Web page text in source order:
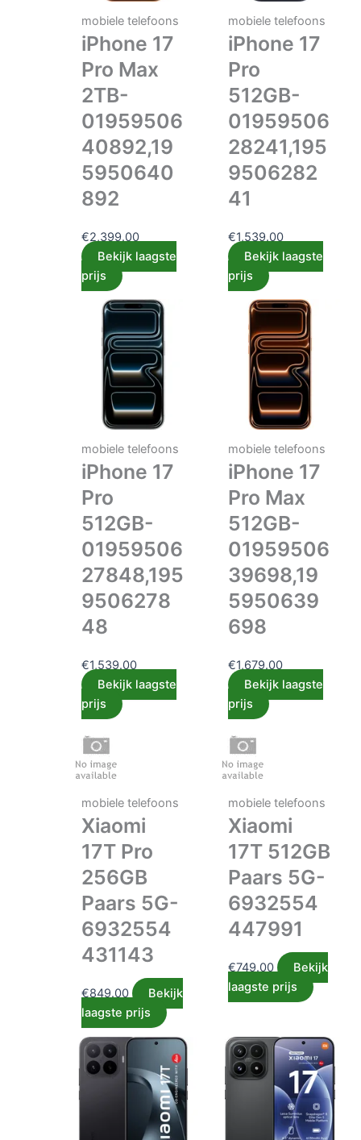
mobiele telefoons
iPhone 17
Pro Max
2TB-
01959506
40892,19
5950640
892
€2,399.00
Bekijk laagste
prijs
mobiele telefoons
iPhone 17
Pro
512GB-
01959506
28241,195
9506282
41
€1,539.00
Bekijk laagste
prijs
mobiele telefoons
iPhone 17
Pro
512GB-
01959506
27848,195
9506278
48
€1,539.00
Bekijk laagste
prijs
mobiele telefoons
iPhone 17
Pro Max
512GB-
01959506
39698,19
5950639
698
€1,679.00
Bekijk laagste
prijs
mobiele telefoons
Xiaomi
17T Pro
256GB
Paars 5G-
6932554
431143
€849.00
Bekijk
laagste prijs
mobiele telefoons
Xiaomi
17T 512GB
Paars 5G-
6932554
447991
€749.00
Bekijk
laagste prijs